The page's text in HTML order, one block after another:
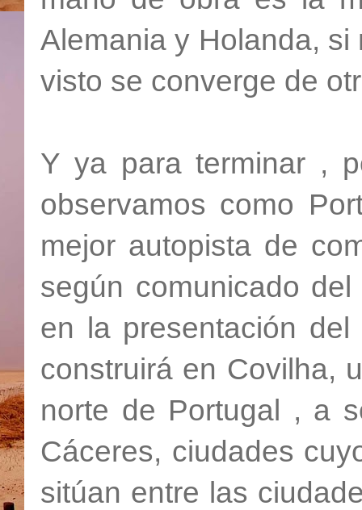
Alemania y Holanda,
visto se converge de
Y ya para terminar ,
observamos como
mejor autopista de
según comunicado
en la presentación
construirá en Covilha,
norte de Portugal , a
Cáceres, ciudades
sitúan entre las